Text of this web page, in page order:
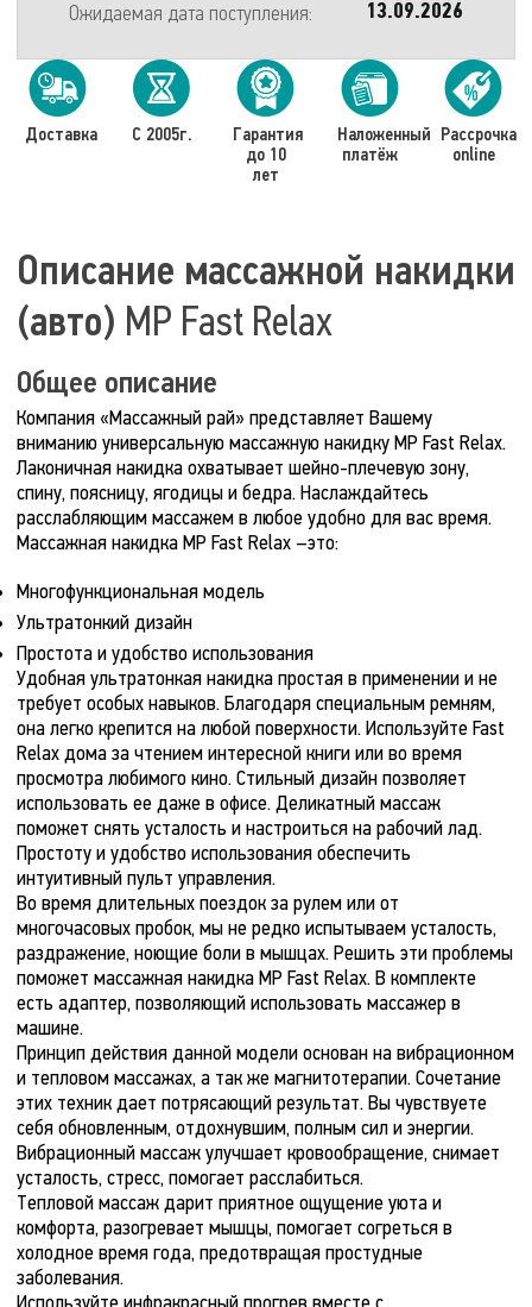
Ожидаемая дата поступления: 13.09.2026
Доставка С 2005г.
Гарантия
до 10
лет
Наложенный
платёж
Рассрочка
online
Описание массажной накидки
(авто) MP Fast Relax
Общее описание
Компания «Массажный рай» представляет Вашему
вниманию универсальную массажную накидку MP Fast Relax.
Лаконичная накидка охватывает шейно-плечевую зону,
спину, поясницу, ягодицы и бедра. Наслаждайтесь
расслабляющим массажем в любое удобно для вас время.
Массажная накидка МР Fast Relax –это:
Многофункциональная модель
Ультратонкий дизайн
Простота и удобство использования
Удобная ультратонкая накидка простая в применении и не
требует особых навыков. Благодаря специальным ремням,
она легко крепится на любой поверхности. Используйте Fast
Relax дома за чтением интересной книги или во время
просмотра любимого кино. Стильный дизайн позволяет
использовать ее даже в офисе. Деликатный массаж
поможет снять усталость и настроиться на рабочий лад.
Простоту и удобство использования обеспечить
интуитивный пульт управления.
Во время длительных поездок за рулем или от
многочасовых пробок, мы не редко испытываем усталость,
раздражение, ноющие боли в мышцах. Решить эти проблемы
поможет массажная накидка MP Fast Relax. В комплекте
есть адаптер, позволяющий использовать массажер в
машине.
Принцип действия данной модели основан на вибрационном
и тепловом массажах, а так же магнитотерапии. Сочетание
этих техник дает потрясающий результат. Вы чувствуете
себя обновленным, отдохнувшим, полным сил и энергии.
Вибрационный массаж улучшает кровообращение, снимает
усталость, стресс, помогает расслабиться.
Тепловой массаж дарит приятное ощущение уюта и
комфорта, разогревает мышцы, помогает согреться в
холодное время года, предотвращая простудные
заболевания.